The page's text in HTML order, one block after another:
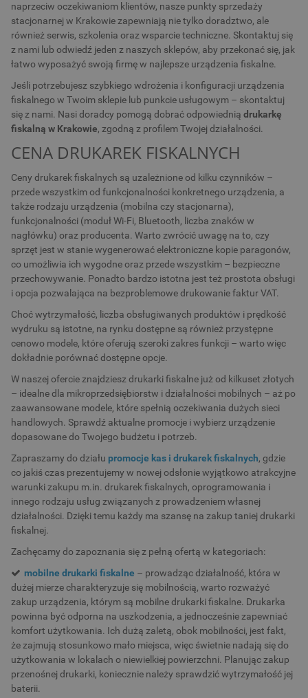
naprzeciw oczekiwaniom klientów, nasze punkty sprzedaży
stacjonarnej w Krakowie zapewniają nie tylko doradztwo, ale
również serwis, szkolenia oraz wsparcie techniczne. Skontaktuj się
z nami lub odwiedź jeden z naszych sklepów, aby przekonać się, jak
łatwo wyposażyć swoją firmę w najlepsze urządzenia fiskalne.
Jeśli potrzebujesz szybkiego wdrożenia i konfiguracji urządzenia
fiskalnego w Twoim sklepie lub punkcie usługowym – skontaktuj
się z nami. Nasi doradcy pomogą dobrać odpowiedniądrukarkę
fiskalną w Krakowie, zgodną z profilem Twojej działalności.
CENA DRUKAREK FISKALNYCH
Ceny drukarek fiskalnych są uzależnione od kilku czynników –
przede wszystkim od funkcjonalności konkretnego urządzenia, a
także rodzaju urządzenia (mobilna czy stacjonarna),
funkcjonalności (moduł Wi-Fi, Bluetooth, liczba znaków w
nagłówku) oraz producenta. Warto zwrócić uwagę na to, czy
sprzęt jest w stanie wygenerować elektroniczne kopie paragonów,
co umożliwia ich wygodne oraz przede wszystkim – bezpieczne
przechowywanie. Ponadto bardzo istotna jest też prostota obsługi
i opcja pozwalająca na bezproblemowe drukowanie faktur VAT.
Choć wytrzymałość, liczba obsługiwanych produktów i prędkość
wydruku są istotne, na rynku dostępne są również przystępne
cenowo modele, które oferują szeroki zakres funkcji – warto więc
dokładnie porównać dostępne opcje.
W naszej ofercie znajdziesz drukarki fiskalne już od kilkuset złotych
– idealne dla mikroprzedsiębiorstw i działalności mobilnych – aż po
zaawansowane modele, które spełnią oczekiwania dużych sieci
handlowych. Sprawdź aktualne promocje i wybierz urządzenie
dopasowane do Twojego budżetu i potrzeb.
Zapraszamy do działupromocje kas i drukarek fiskalnych, gdzie
co jakiś czas prezentujemy w nowej odsłonie wyjątkowo atrakcyjne
warunki zakupu m.in. drukarek fiskalnych, oprogramowania i
innego rodzaju usług związanych z prowadzeniem własnej
działalności. Dzięki temu każdy ma szansę na zakup taniej drukarki
fiskalnej.
Zachęcamy do zapoznania się z pełną ofertą w kategoriach:
mobilne drukarki fiskalne – prowadząc działalność, która w
dużej mierze charakteryzuje się mobilnością, warto rozważyć
zakup urządzenia, którym są mobilne drukarki fiskalne. Drukarka
powinna być odporna na uszkodzenia, a jednocześnie zapewniać
komfort użytkowania. Ich dużą zaletą, obok mobilności, jest fakt,
że zajmują stosunkowo mało miejsca, więc świetnie nadają się do
użytkowania w lokalach o niewielkiej powierzchni. Planując zakup
przenośnej drukarki, koniecznie należy sprawdzić wytrzymałość jej
baterii.